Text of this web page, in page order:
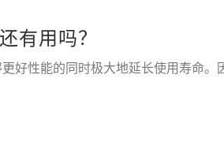
有用吗？
好性能的同时极大地延长使用寿命